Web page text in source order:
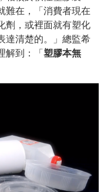
難在，「消費者現在
劑，或裡面就有塑化
達清楚的。」總監希
解到：「塑膠本無